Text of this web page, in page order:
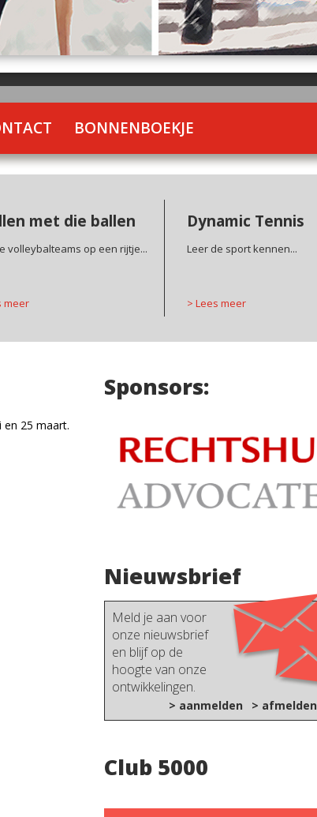
BONNENBOEKJE
met die ballen
volleybalteams op een rijtje...
meer
Dynamic Tennis
Leer de sport kennen...
> Lees meer
25 maart.
Sponsors:
Nieuwsbrief
Meld je aan voor
onze nieuwsbrief
en blijf op de
hoogte van onze
ontwikkelingen.
> aanmelden > afmelden
Club 5000